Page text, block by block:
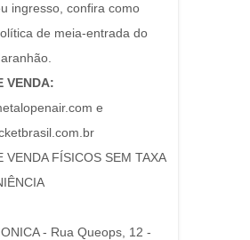
ingresso, confira como
de meia-entrada do
VENDA:
e
VENDA FÍSICOS SEM TAXA
- Rua Queops, 12 -